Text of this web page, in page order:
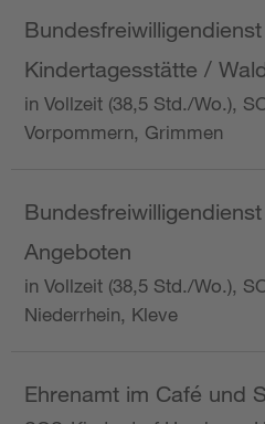
Kindertagesstätte /
in Vollzeit (38,5 Std./Wo.),
Vorpommern, Grimmen
Angeboten
in Vollzeit (38,5 Std./Wo.),
Niederrhein, Kleve
Ehrenamt im Café und